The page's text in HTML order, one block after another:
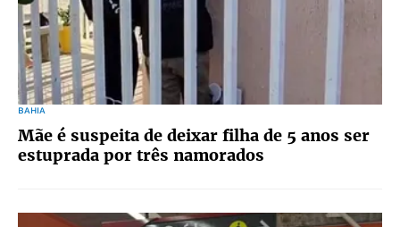
BAHIA
Mãe é suspeita de deixar filha de 5 anos ser
estuprada por três namorados